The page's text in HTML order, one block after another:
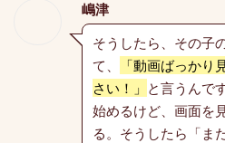
嶋津
そうしたら、その子
て、
「動画ばっかり
さい！」 と言うんで
始めるけど、画面を
る。そうしたら「ま